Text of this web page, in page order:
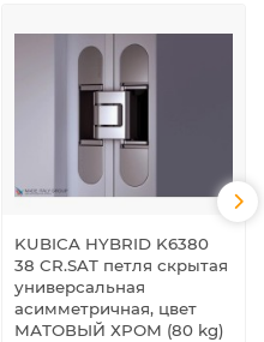
KUBICA HYBRID K6380
38 CR.SAT петля скрытая
универсальная
асимметричная, цвет
МАТОВЫЙ ХРОМ (80 kg)